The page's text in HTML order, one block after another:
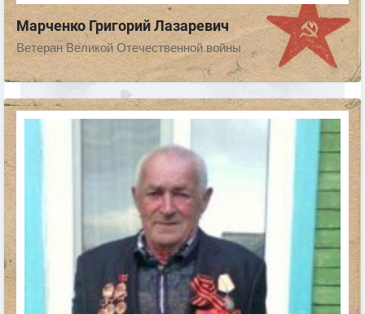
Марченко Григорий Лазаревич
Ветеран Великой Отечественной войны